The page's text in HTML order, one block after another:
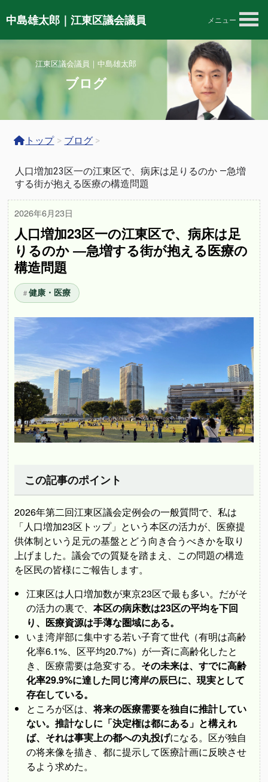
中島雄太郎｜江東区議会議員 メニュー
江東区議会議員｜中島雄太郎
ブログ
トップ > ブログ >
人口増加23区一の江東区で、病床は足りるのか ―急増
する街が抱える医療の構造問題
2026年6月23日
人口増加23区一の江東区で、病床は足
りるのか ―急増する街が抱える医療の
構造問題
健康・医療
この記事のポイント
2026年第二回江東区議会定例会の一般質問で、私は
「人口増加23区トップ」という本区の活力が、医療提
供体制という足元の基盤とどう向き合うべきかを取り
上げました。議会での質疑を踏まえ、この問題の構造
を区民の皆様にご報告します。
江東区は人口増加数が東京23区で最も多い。だがそ
の活力の裏で、本区の病床数は23区の平均を下回
り、医療資源は手薄な圏域にある。
いま湾岸部に集中する若い子育て世代（有明は高齢
化率6.1%、区平均20.7%）が一斉に高齢化したと
き、医療需要は急変する。 その未来は、すでに高齢
化率29.9%に達した同じ湾岸の辰巳に、現実として
存在している。
ところが区は、将来の医療需要を独自に推計してい
ない。推計なしに「決定権は都にある」と構えれ
ば、それは事実上の都への丸投げになる。区が独自
の将来像を描き、都に提示して医療計画に反映させ
るよう求めた。